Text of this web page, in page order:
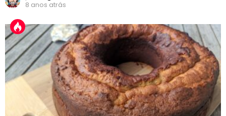
8 anos atrás